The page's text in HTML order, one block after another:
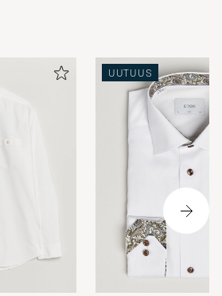
ja myöhemmin yritys alkoi
UUTUUS